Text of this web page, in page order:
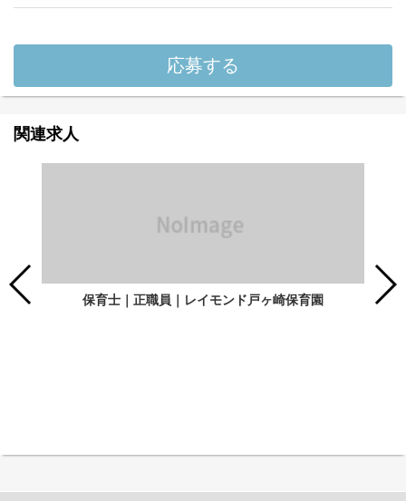
応募する
関連求人
保育士｜正職員｜レイモンド戸ヶ崎保育園